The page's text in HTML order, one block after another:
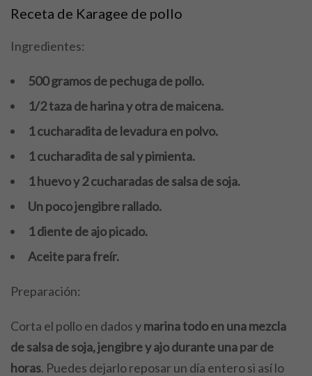
Receta de Karagee de pollo
Ingredientes:
500 gramos de pechuga de pollo.
1/2 taza de harina y otra de maicena.
1 cucharadita de levadura en polvo.
1 cucharadita de sal y pimienta.
1 huevo y 2 cucharadas de salsa de soja.
Un poco jengibre rallado.
1 diente de ajo picado.
Aceite para freír.
Preparación:
Corta el pollo en dados ymarina todo en una mezcla
de salsa de soja, jengibre y ajo durante una par de
horas. Puedes dejarlo reposar un día entero si así lo